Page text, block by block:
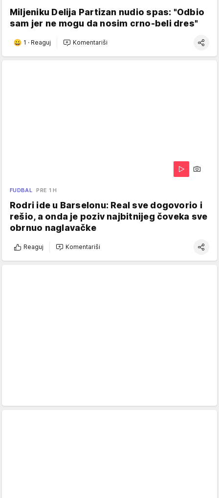
Miljeniku Delija Partizan nudio spas: "Odbio
sam jer ne mogu da nosim crno-beli dres"
1 · Reaguj Komentariši
FUDBAL PRE 1 H
Rodri ide u Barselonu: Real sve dogovorio i
rešio, a onda je poziv najbitnijeg čoveka sve
obrnuo naglavačke
Reaguj Komentariši